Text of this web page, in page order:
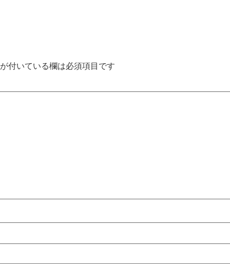
が付いている欄は必須項目です